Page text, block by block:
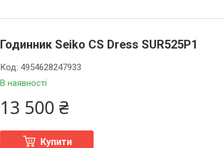
Годинник Seiko CS Dress SUR525P1
В наявності
Код:4954628247933
13 500 ₴
Купити